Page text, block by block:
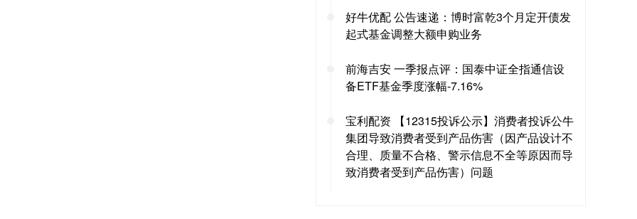
好牛优配 公告速递：博时富乾3个月定开债发
起式基金调整大额申购业务
前海吉安 一季报点评：国泰中证全指通信设
备ETF基金季度涨幅-7.16%
宝利配资 【12315投诉公示】消费者投诉公牛
集团导致消费者受到产品伤害（因产品设计不
合理、质量不合格、警示信息不全等原因而导
致消费者受到产品伤害）问题